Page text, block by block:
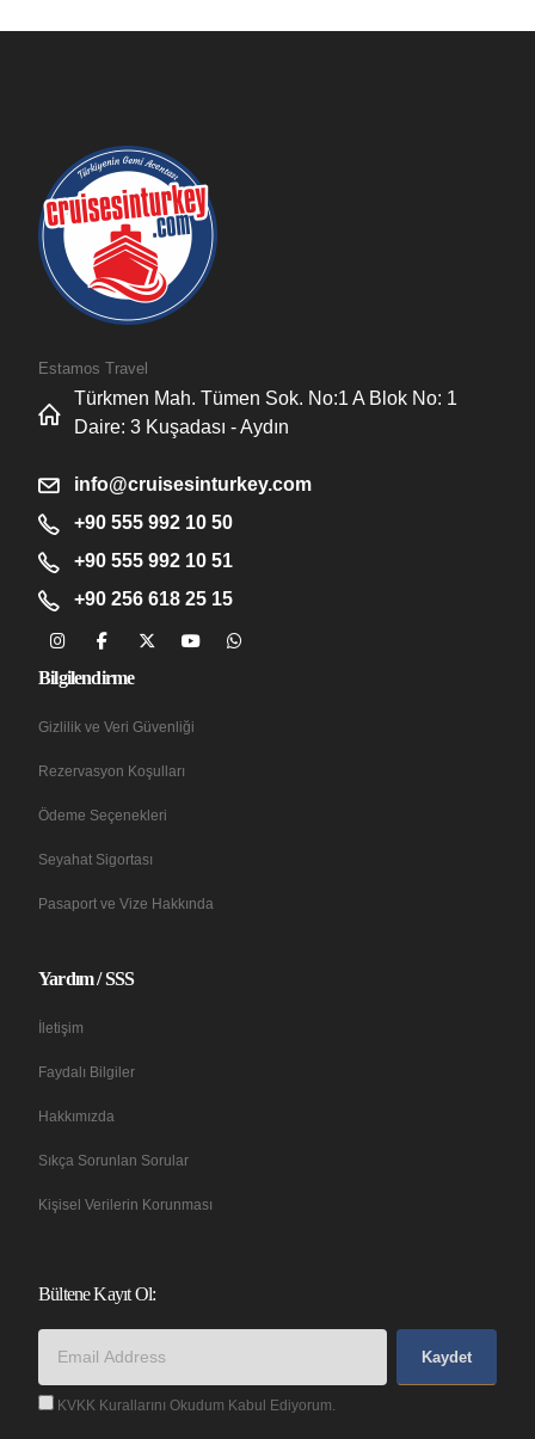
Estamos Travel
Türkmen Mah. Tümen Sok. No:1 A Blok No: 1
Daire: 3 Kuşadası - Aydın
info@cruisesinturkey.com
+90 555 992 10 50
+90 555 992 10 51
+90 256 618 25 15
Bilgilendirme
Gizlilik ve Veri Güvenliği
Rezervasyon Koşulları
Ödeme Seçenekleri
Seyahat Sigortası
Pasaport ve Vize Hakkında
Yardım / SSS
İletişim
Faydalı Bilgiler
Hakkımızda
Sıkça Sorunlan Sorular
Kişisel Verilerin Korunması
Bültene Kayıt Ol:
Kaydet
KVKK Kurallarını Okudum Kabul Ediyorum.